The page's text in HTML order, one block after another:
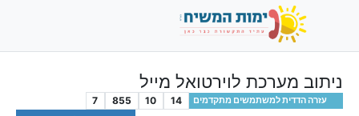
ניתוב מערכת לוירטואל מייל
עזרה הדדית למשתמשים מתקדמים 14
10
855
7